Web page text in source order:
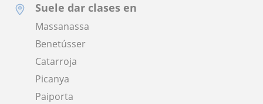
Suele dar clases en
Massanassa
Benetússer
Catarroja
Picanya
Paiporta